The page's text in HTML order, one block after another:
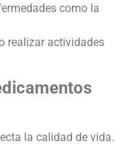
como la
realizar actividades
la calidad de vida.